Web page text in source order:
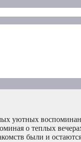
уютных
о теплых
были и